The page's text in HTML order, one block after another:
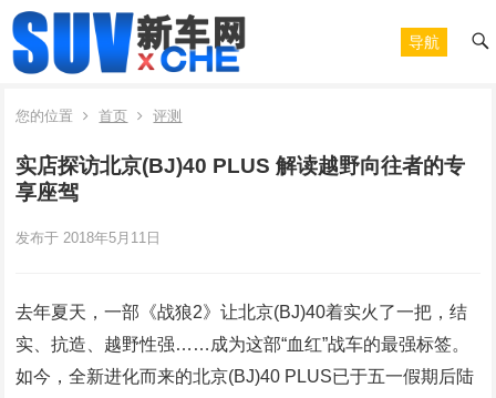
导航
您的位置 首页 评测
实店探访北京(BJ)40 PLUS 解读越野向往者的专
享座驾
发布于 2018年5月11日
去年夏天，一部《战狼2》让北京(BJ)40着实火了一把，结
实、抗造、越野性强……成为这部“血红”战车的最强标签。
如今，全新进化而来的北京(BJ)40 PLUS已于五一假期后陆